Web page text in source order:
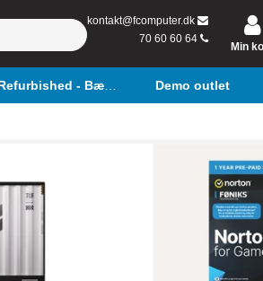
kontakt@fcomputer.dk
70 60 60 64
Min
Refurbished - Bærbar Demo outlet